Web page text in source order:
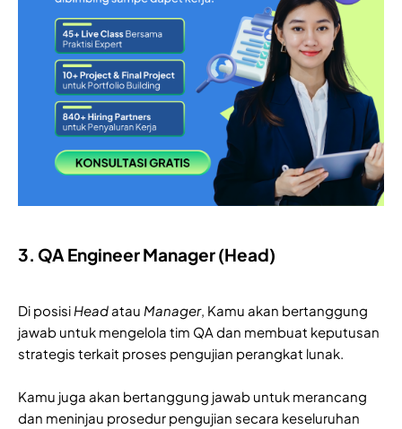
3. QA Engineer Manager (Head)
Di posisi Headatau Manager, Kamu akan bertanggung
jawab untuk mengelola tim QA dan membuat keputusan
strategis terkait proses pengujian perangkat lunak.
Kamu juga akan bertanggung jawab untuk merancang
dan meninjau prosedur pengujian secara keseluruhan